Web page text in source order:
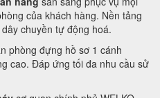
của khách hàng. Nền tảng
chuyền tự động hoá.
phòng đựng hồ sơ 1 cánh
cao. Đáp ứng tối đa nhu cầu sử